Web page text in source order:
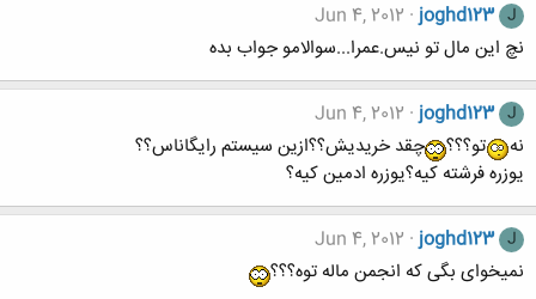
J
joghd123
Jun 4, 2012
نچ این مال تو نیس.عمرا...سوالامو جواب بده
J
joghd123
Jun 4, 2012
نه
تو؟؟؟
چقد خریدیش؟؟ازین سیستم رایگاناس؟؟
یوزره فرشته کیه؟یوزره ادمین کیه؟
J
joghd123
Jun 4, 2012
نمیخوای بگی که انجمن ماله توه؟؟؟